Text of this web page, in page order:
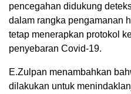
pencegahan didukung
dalam rangka pengamanan
tetap menerapkan protokol
penyebaran Covid-19.
E.Zulpan menambahkan
dilakukan untuk